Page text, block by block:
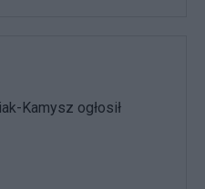
Kamysz ogłosił